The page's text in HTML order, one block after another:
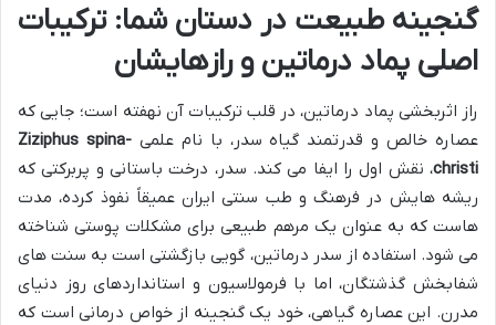
گنجینه طبیعت در دستان شما: ترکیبات
اصلی پماد درماتین و رازهایشان
راز اثربخشی پماد درماتین، در قلب ترکیبات آن نهفته است؛ جایی که
عصاره خالص و قدرتمند گیاه سدر، با نام علمیZiziphus spina-
christi، نقش اول را ایفا می کند. سدر، درخت باستانی و پربرکتی که
ریشه هایش در فرهنگ و طب سنتی ایران عمیقاً نفوذ کرده، مدت
هاست که به عنوان یک مرهم طبیعی برای مشکلات پوستی شناخته
می شود. استفاده از سدر درماتین، گویی بازگشتی است به سنت های
شفابخش گذشتگان، اما با فرمولاسیون و استانداردهای روز دنیای
مدرن. این عصاره گیاهی، خود یک گنجینه از خواص درمانی است که